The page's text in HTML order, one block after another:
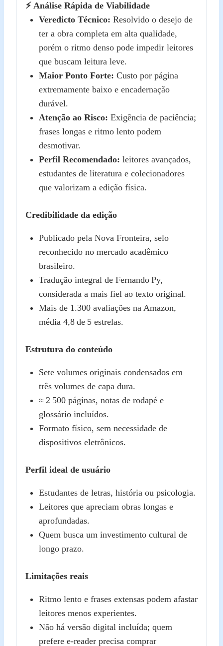
⚡ Análise Rápida de Viabilidade
Veredicto Técnico: Resolvido o desejo de
ter a obra completa em alta qualidade,
porém o ritmo denso pode impedir leitores
que buscam leitura leve.
Maior Ponto Forte: Custo por página
extremamente baixo e encadernação
durável.
Atenção ao Risco: Exigência de paciência;
frases longas e ritmo lento podem
desmotivar.
Perfil Recomendado: leitores avançados,
estudantes de literatura e colecionadores
que valorizam a edição física.
Credibilidade da edição
Publicado pela Nova Fronteira, selo
reconhecido no mercado acadêmico
brasileiro.
Tradução integral de Fernando Py,
considerada a mais fiel ao texto original.
Mais de 1.300 avaliações na Amazon,
média 4,8 de 5 estrelas.
Estrutura do conteúdo
Sete volumes originais condensados em
três volumes de capa dura.
≈ 2 500 páginas, notas de rodapé e
glossário incluídos.
Formato físico, sem necessidade de
dispositivos eletrônicos.
Perfil ideal de usuário
Estudantes de letras, história ou psicologia.
Leitores que apreciam obras longas e
aprofundadas.
Quem busca um investimento cultural de
longo prazo.
Limitações reais
Ritmo lento e frases extensas podem afastar
leitores menos experientes.
Não há versão digital incluída; quem
prefere e‑reader precisa comprar